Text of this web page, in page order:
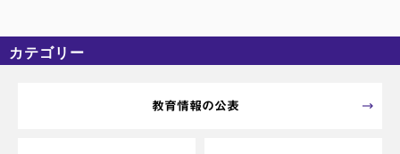
カテゴリー
教育情報の公表